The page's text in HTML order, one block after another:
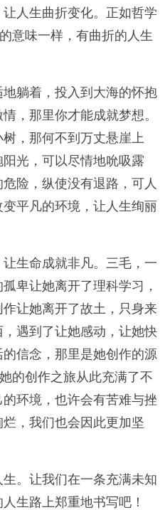
人生曲折变化。正如哲学
意味一样，有曲折的人生
躺着，投入到大海的怀抱
，那里你才能成就梦想。
，那何不到万丈悬崖上
光，可以尽情地吮吸露
险，纵使没有退路，可人
平凡的环境，让人生绚丽
生命成就非凡。三毛，一
卑让她离开了理科学习，
让她离开了故土，只身来
遇到了让她感动，让她快
信念，那里是她创作的源
的创作之旅从此充满了不
环境，也许会有苦难与挫
，我们也会因此更加坚
。让我们在一条充满未知
生路上郑重地书写吧！